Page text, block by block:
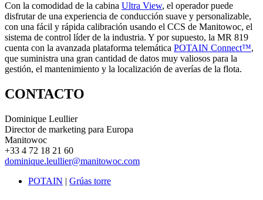
Con la comodidad de la cabina Ultra View, el operador puede
disfrutar de una experiencia de conducción suave y personalizable,
con una fácil y rápida calibración usando el CCS de Manitowoc, el
sistema de control líder de la industria. Y por supuesto, la MR 819
cuenta con la avanzada plataforma telemática POTAIN Connect™,
que suministra una gran cantidad de datos muy valiosos para la
gestión, el mantenimiento y la localización de averías de la flota.
CONTACTO
Dominique Leullier
Director de marketing para Europa
Manitowoc
+33 4 72 18 21 60
dominique.leullier@manitowoc.com
POTAIN | Grúas torre